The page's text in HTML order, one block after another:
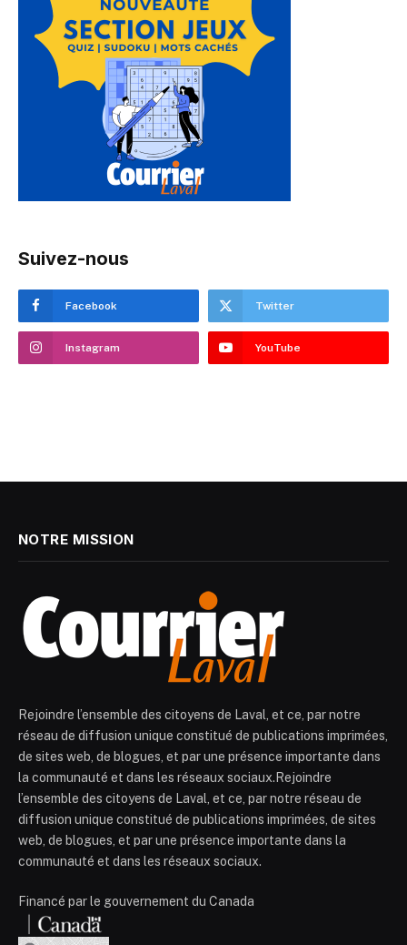
Suivez-nous
Facebook Twitter
Instagram YouTube
NOTRE MISSION
Rejoindre l’ensemble des citoyens de Laval, et ce, par notre
réseau de diffusion unique constitué de publications imprimées,
de sites web, de blogues, et par une présence importante dans
la communauté et dans les réseaux sociaux.Rejoindre
l’ensemble des citoyens de Laval, et ce, par notre réseau de
diffusion unique constitué de publications imprimées, de sites
web, de blogues, et par une présence importante dans la
communauté et dans les réseaux sociaux.
Financé par le gouvernement du Canada